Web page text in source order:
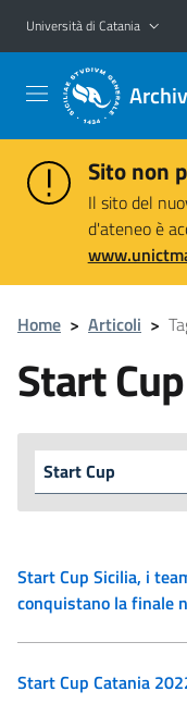
Vai al contenuto
Vai al menu di
Università di Catania
Sito non
Il sito del
d'ateneo è
Home > Articoli >
Start Cup
Start Cup Sicilia, i
conquistano la finale
Start Cup Catania